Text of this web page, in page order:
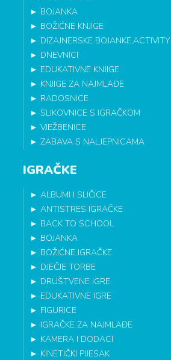
► BOJANKA
► BOŽIĆNE KNJIGE
► DIZAJNERSKE BOJANKE,ACTIVITY
► DNEVNICI
► EDUKATIVNE KNJIGE
► KNJIGE ZA NAJMLAĐE
► RADOSNICE
►SLIKOVNICE S IGRAČKOM
►VJEŽBENICE
►ZABAVA S NALJEPNICAMA
IGRAČKE
►ALBUMI I SLIČICE
►ANTISTRES IGRAČKE
► BACK TO SCHOOL
► BOJANKA
► BOŽIĆNE IGRAČKE
► DJEČJE TORBE
► DRUŠTVENE IGRE
► EDUKATIVNE IGRE
► FIGURICE
► IGRAČKE ZA NAJMLAĐE
► KAMERA I DODACI
► KINETIČKI PIJESAK